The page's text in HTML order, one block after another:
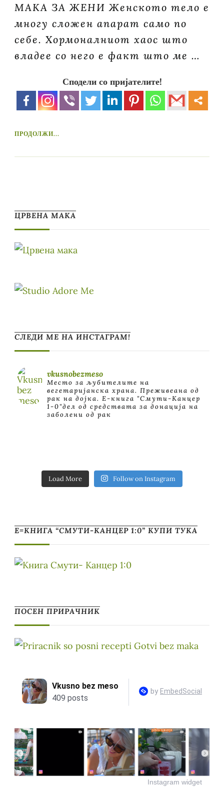
МАКА ЗА ЖЕНИ Женското тело е
многу сложен апарат само по
себе. Хормоналниот хаос што
владее со него е факт што ме …
Сподели со пријателите!
ПРОДОЛЖИ...
ЦРВЕНА МАКА
СЛЕДИ МЕ НА ИНСТАГРАМ!
vkusnobezmeso
Место за љубителите на
вегетаријанска храна. Преживеана од
рак на дојка. E-книга "Смути-Канцер
1-0"дел од средствата за донација на
заболени од рак
Load More Follow on Instagram
Е=КНИГА “СМУТИ-КАНЦЕР 1:0” КУПИ ТУКА
ПОСЕН ПРИРАЧНИК
Instagram widget